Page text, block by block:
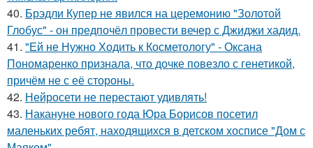
40. Брэдли Купер не явился на церемонию "Золотой
Глобус" - он предпочёл провести вечер с Джиджи хадид.
41. "Ей не Нужно Ходить к Косметологу" - Оксана
Пономаренко признала, что дочке повезло с генетикой,
причём не с её стороны.
42. Нейросети не перестают удивлять!
43. Накануне нового года Юра Борисов посетил
маленьких ребят, находящихся в детском хосписе "Дом с